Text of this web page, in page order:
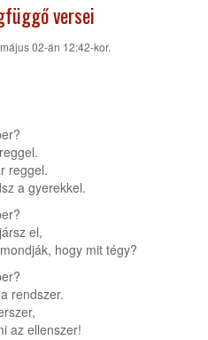
versei
02-án 12:42-kor.
reggel.
a gyerekkel.
el,
hogy mit tégy?
rendszer.
az ellenszer!